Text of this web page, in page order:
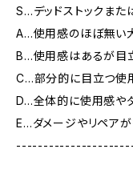
S…デッドストックまた
A…使用感のほぼ無い
B…使用感はあるが目
C…部分的に目立つ使
D…全体的に使用感や
E…ダメージやリペア